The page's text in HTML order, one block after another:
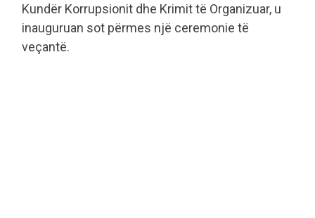
Kundër Korrupsionit dhe Krimit të Organizuar, u
inauguruan sot përmes një ceremonie të
veçantë.